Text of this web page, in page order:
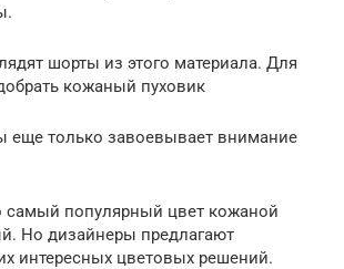
шорты из этого материала. Для
кожаный пуховик
еще только завоевывает внимание
самый популярный цвет кожаной
Но дизайнеры предлагают
интересных цветовых решений.